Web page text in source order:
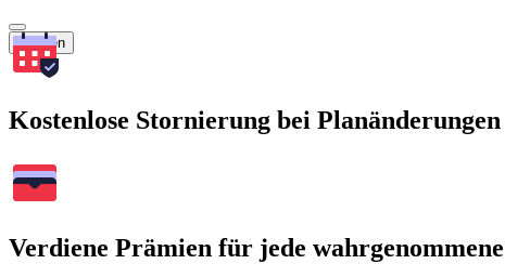
Suchen
Kostenlose Stornierung bei Planänderungen
Verdiene Prämien für jede